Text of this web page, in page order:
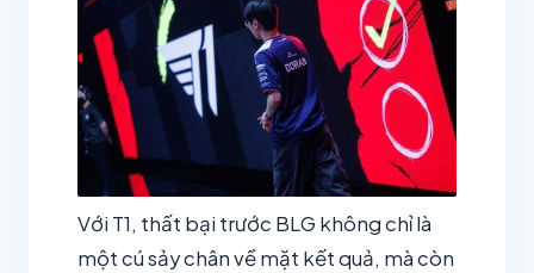
Với T1, thất bại trước BLG không chỉ là
một cú sảy chân về mặt kết quả, mà còn